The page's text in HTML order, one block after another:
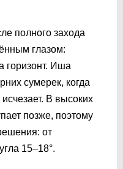
полного захода
глазом:
горизонт. Иша
сумерек, когда
В высоких
позже, поэтому
от
15–18°.